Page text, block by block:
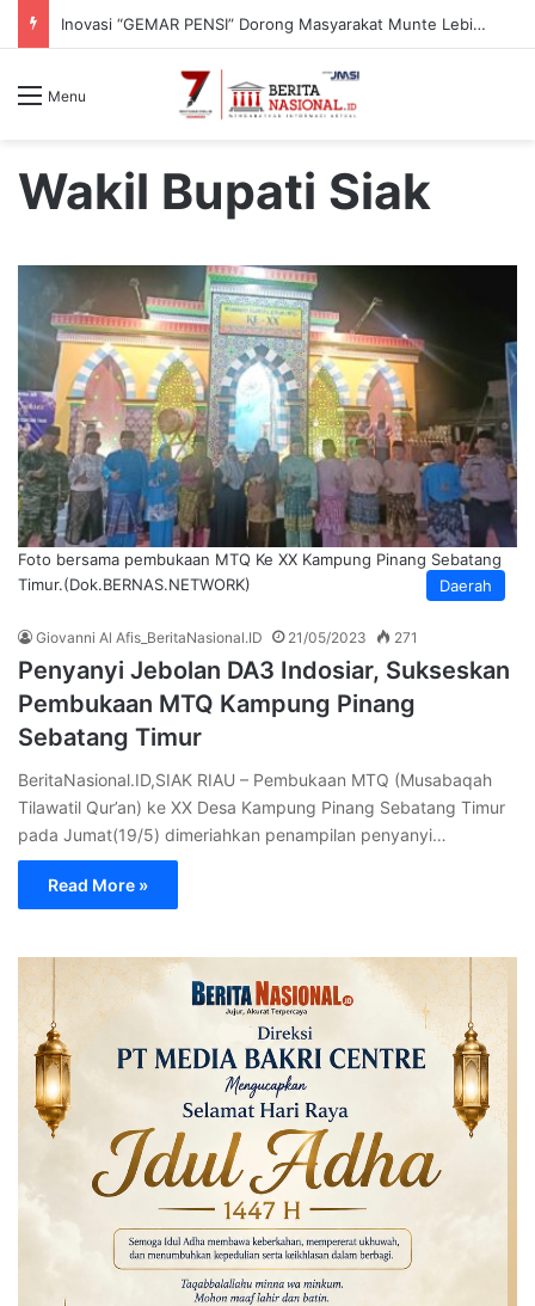
Inovasi “GEMAR PENSI” Dorong Masyarakat Munte Lebih Peduli Bahaya Hipertensi
Menu
Wakil Bupati Siak
Daerah
Foto bersama pembukaan MTQ Ke XX Kampung Pinang Sebatang
Timur.(Dok.BERNAS.NETWORK)
Giovanni Al Afis_BeritaNasional.ID 21/05/2023 271
Penyanyi Jebolan DA3 Indosiar, Sukseskan
Pembukaan MTQ Kampung Pinang
Sebatang Timur
BeritaNasional.ID,SIAK RIAU – Pembukaan MTQ (Musabaqah
Tilawatil Qur’an) ke XX Desa Kampung Pinang Sebatang Timur
pada Jumat(19/5) dimeriahkan penampilan penyanyi…
Read More »